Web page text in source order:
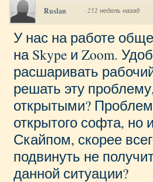
Ruslan · 252 недель назад
У нас на работе
на Skype и Zoom.
расшаривать
решать эту
открытыми?
открытого софта,
Скайпом, скорее
подвинуть не
данной ситуации?